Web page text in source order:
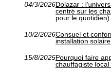
04/3/2026Dolazar :
centré sur les
pour le quotidien)
10/2/2026Consuel et
installation
15/8/2025Pourquoi faire
chauffagiste